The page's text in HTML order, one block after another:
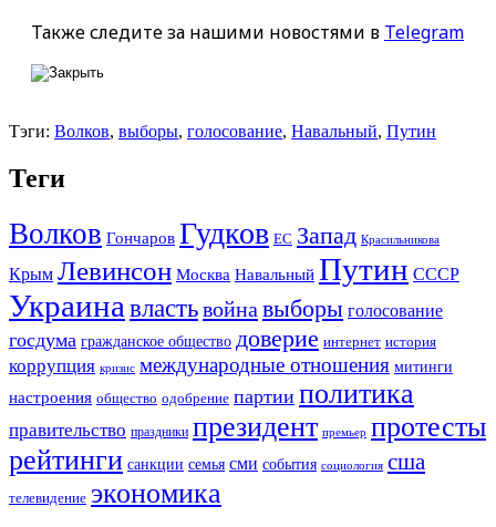
Также следите за нашими новостями в Telegram
Тэги: Волков, выборы, голосование, Навальный, Путин
Теги
Волков Гончаров Гудков ЕС Запад Красильникова
Крым Левинсон Москва Навальный Путин СССР
Украина властьвойна выборы голосование
госдума гражданское общество доверие интернет история
коррупция кризис международные отношения митинги
настроения общество одобрение партии политика
правительство праздники президент премьер протесты
рейтинги санкции семья сми события социология сша
телевидение экономика